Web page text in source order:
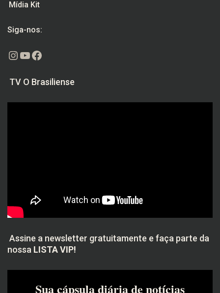
Mídia Kit
Siga-nos:
Instagram
Youtube
Facebook
TV O Brasiliense
Assine a newsletter gratuitamente e faça parte da
nossa LISTA VIP!
Sua cápsula diária de notícias